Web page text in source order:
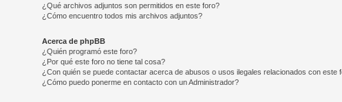
¿Qué archivos adjuntos son permitidos en este foro?
¿Cómo encuentro todos mis archivos adjuntos?
Acerca de phpBB
¿Quién programó este foro?
¿Por qué este foro no tiene tal cosa?
¿Con quién se puede contactar acerca de abusos o usos ilegales relacionados con este
¿Cómo puedo ponerme en contacto con un Administrador?